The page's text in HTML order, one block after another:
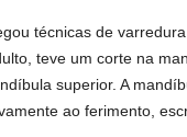
técnicas de
teve um corte na
superior. A
ao ferimento,